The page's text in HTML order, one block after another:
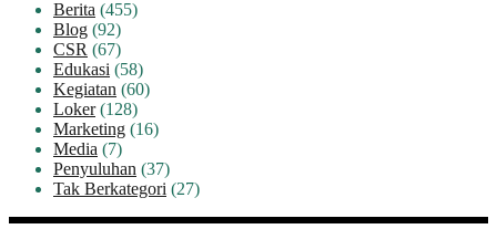
Berita (455)
Blog (92)
CSR (67)
Edukasi (58)
Kegiatan (60)
Loker(128)
Marketing (16)
Media (7)
Penyuluhan (37)
Tak Berkategori (27)